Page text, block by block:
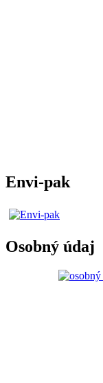
Envi-pak
Osobný údaj